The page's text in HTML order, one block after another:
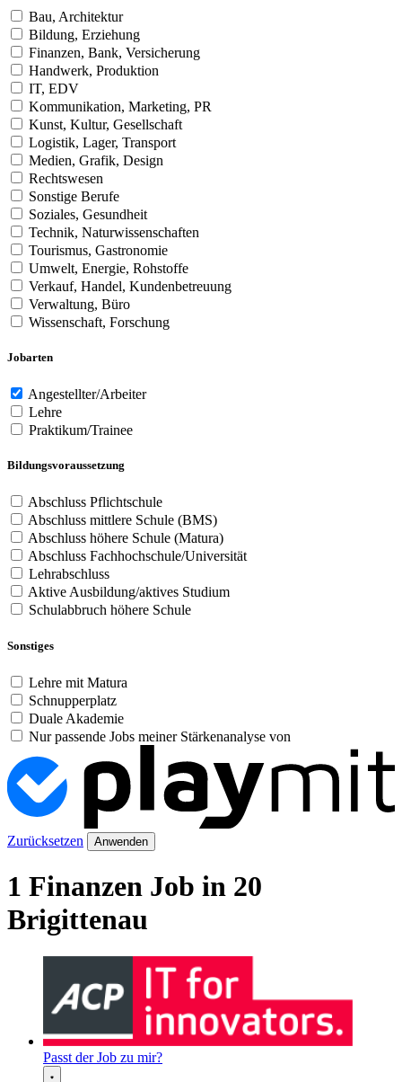
Bau, Architektur
Bildung, Erziehung
Finanzen, Bank, Versicherung
Handwerk, Produktion
IT, EDV
Kommunikation, Marketing, PR
Kunst, Kultur, Gesellschaft
Logistik, Lager, Transport
Medien, Grafik, Design
Rechtswesen
Sonstige Berufe
Soziales, Gesundheit
Technik, Naturwissenschaften
Tourismus, Gastronomie
Umwelt, Energie, Rohstoffe
Verkauf, Handel, Kundenbetreuung
Verwaltung, Büro
Wissenschaft, Forschung
Jobarten
Angestellter/Arbeiter
Lehre
Praktikum/Trainee
Bildungsvoraussetzung
Abschluss Pflichtschule
Abschluss mittlere Schule (BMS)
Abschluss höhere Schule (Matura)
Abschluss Fachhochschule/Universität
Lehrabschluss
Aktive Ausbildung/aktives Studium
Schulabbruch höhere Schule
Sonstiges
Lehre mit Matura
Schnupperplatz
Duale Akademie
Nur passende Jobs meiner Stärkenanalyse von
Zurücksetzen Anwenden
1 Finanzen Job in 20
Brigittenau
Passt der Job zu mir?